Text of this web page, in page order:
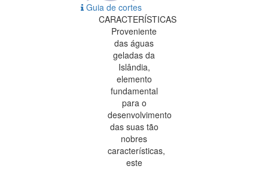
Guia de cortes
CARACTERÍSTICAS
Proveniente
das águas
geladas da
Islândia,
elemento
fundamental
para o
desenvolvimento
das suas tão
nobres
características,
este